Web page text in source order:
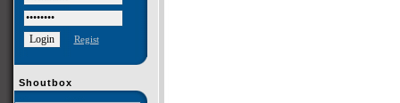
Regist
Shoutbox